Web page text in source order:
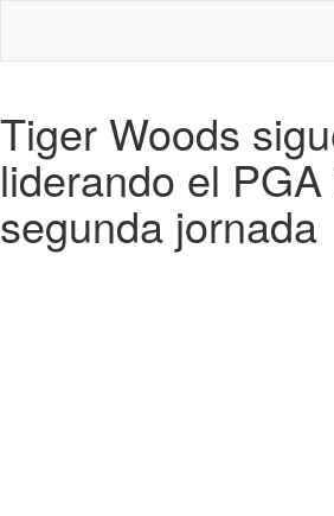
Tiger Woods
liderando el
segunda jornada